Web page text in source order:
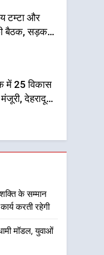
टम्टा और
बैठक, सड़क
मंथन
में 25 विकास
देहरादून-
को
कहा कि प्रदेश
और
सरकार
रहेगी
युवाओं के
की नई
के सम्मान
करती रहेगी
मॉडल, युवाओं